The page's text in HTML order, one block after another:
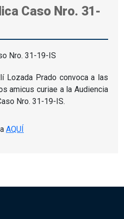
Caso Nro. 31-
Lozada Prado convoca a las
amicus curiae a la Audiencia
Nro. 31-19-IS.
AQUÍ